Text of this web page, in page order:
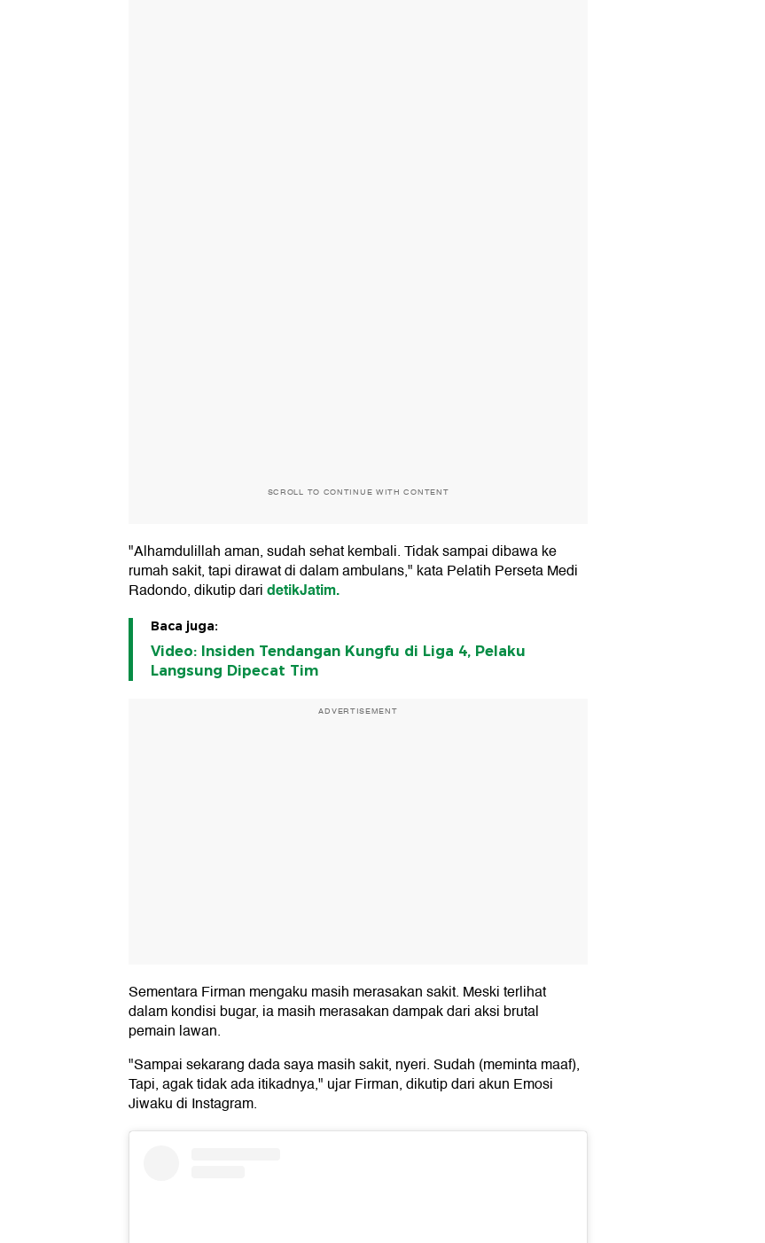
SCROLL TO CONTINUE WITH CONTENT
"Alhamdulillah aman, sudah sehat kembali. Tidak sampai dibawa ke
rumah sakit, tapi dirawat di dalam ambulans," kata Pelatih Perseta Medi
Radondo, dikutip daridetikJatim.
Baca juga:
Video: Insiden Tendangan Kungfu di Liga 4, Pelaku
Langsung Dipecat Tim
ADVERTISEMENT
Sementara Firman mengaku masih merasakan sakit. Meski terlihat
dalam kondisi bugar, ia masih merasakan dampak dari aksi brutal
pemain lawan.
"Sampai sekarang dada saya masih sakit, nyeri. Sudah (meminta maaf),
Tapi, agak tidak ada itikadnya," ujar Firman, dikutip dari akun Emosi
Jiwaku di Instagram.